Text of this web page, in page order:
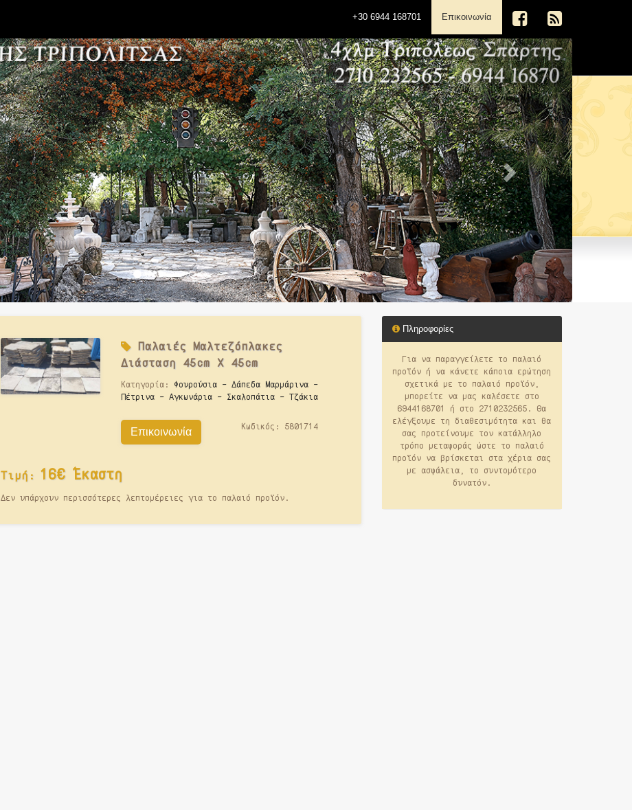
+30 6944 168701 Επικοινωνία (current)
Next
ΠαλαιέςΜαλτεζόπλακες
Διάσταση 45cm X 45cm
Κατηγορία: Φουρούσια - Δάπεδα Μαρμάρινα -
Πέτρινα - Αγκωνάρια - Σκαλοπάτια - Τζάκια
Κωδικός: 5801714
Επικοινωνία
Τιμή: 16€ Έκαστη
Δεν υπάρχουν περισσότερες λεπτομέρειες για το παλαιό προϊόν.
Πληροφορίες
Για να παραγγείλετε το παλαιό
προϊόν ή να κάνετε κάποια ερώτηση
σχετικά με το παλαιό προϊόν,
μπορείτε να μας καλέσετε στο
6944168701 ή στο 2710232565. Θα
ελέγξουμε τη διαθεσιμότητα και θα
σας προτείνουμε τον κατάλληλο
τρόπο μεταφοράς ώστε το παλαιό
προϊόν να βρίσκεται στα χέρια σας
με ασφάλεια, το συντομότερο
δυνατόν.